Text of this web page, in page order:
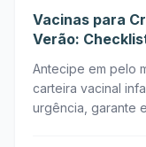
Vacinas para
Verão:
Antecipe em pelo
carteira vacinal
urgência, garante